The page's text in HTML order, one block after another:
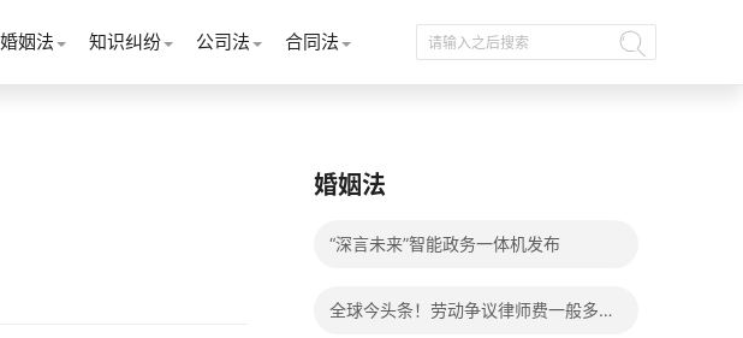
婚姻法 知识纠纷 公司法 合同法
婚姻法
“深言未来”智能政务一体机发布
全球今头条！劳动争议律师费一般多少